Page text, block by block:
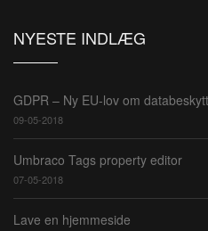
NYESTE INDLÆG
GDPR – Ny EU-lov om
09-05-2018
Umbraco Tags property editor
07-05-2018
Lave en hjemmeside